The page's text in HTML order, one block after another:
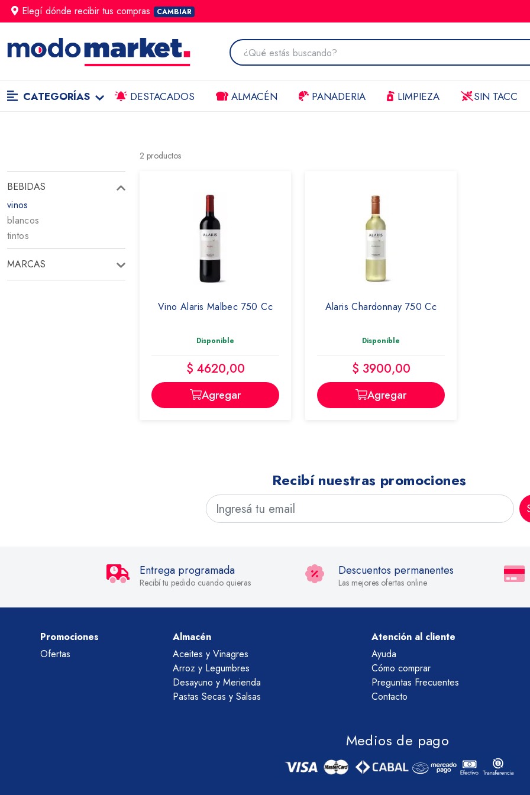
Elegí dónde recibir tus compras CAMBIAR
CATEGORÍAS DESTACADOS ALMACÉN PANADERIA LIMPIEZA SIN TACC
2 productos
BEBIDAS
vinos
blancos
tintos
MARCAS
ALARIS
Vino Alaris Malbec 750 Cc
Disponible
$ 4620,00
Agregar
Alaris Chardonnay 750 Cc
Disponible
$ 3900,00
Agregar
Recibí nuestras promociones
Entrega programada
Recibí tu pedido cuando quieras
Descuentos permanentes
Las mejores ofertas online
Promociones
Ofertas
Almacén
Aceites y Vinagres
Arroz y Legumbres
Desayuno y Merienda
Pastas Secas y Salsas
Atención al cliente
Ayuda
Cómo comprar
Preguntas Frecuentes
Contacto
Medios de pago